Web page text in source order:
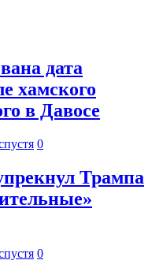
дата
хамского
в Давосе
0
Трампа
0